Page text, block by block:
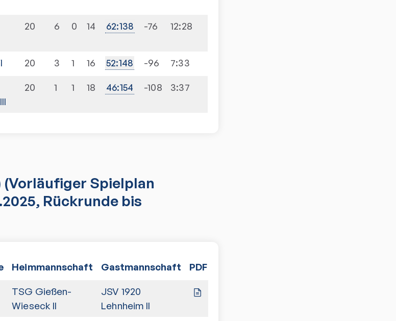
20 6 0 14 62:138 -76 12:28
20 3 1 16 52:148 -96 7:33
20 1 1 18 46:154 -108 3:37
(Vorläufiger Spielplan
Rückrunde bis
Heimmannschaft Gastmannschaft PDF
TSG Gießen-
Wieseck II
JSV 1920
Lehnheim II